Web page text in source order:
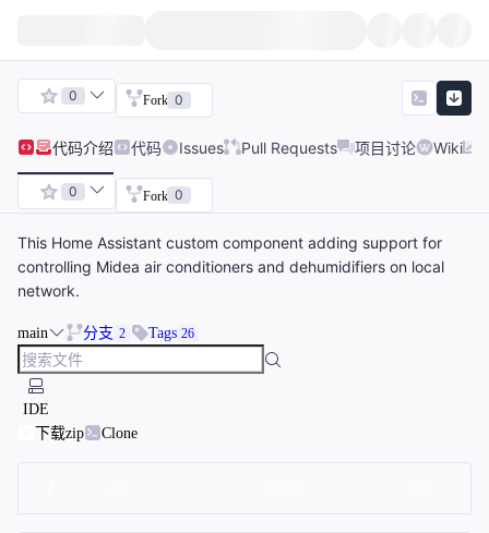
0 Fork 0
代码介绍 代码 Issues Pull Requests 项目讨论 Wiki
0 Fork 0
This Home Assistant custom component adding support for
controlling Midea air conditioners and dehumidifiers on local
network.
main 分支 2 Tags 26
IDE
下载zip
Clone